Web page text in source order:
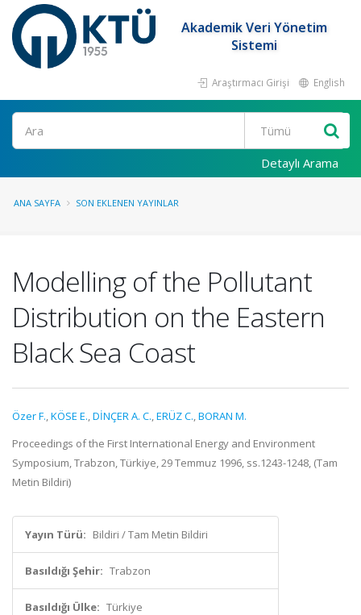
Akademik Veri Yönetim
Sistemi
Araştırmacı Girişi English
Ara
Detaylı Arama
ANA SAYFA SON EKLENEN YAYINLAR
Modelling of the Pollutant
Distribution on the Eastern
Black Sea Coast
Özer F.,KÖSE E.,DİNÇER A. C.,ERÜZ C.,BORAN M.
Proceedings of the First International Energy and Environment
Symposium, Trabzon, Türkiye, 29 Temmuz 1996, ss.1243-1248, (Tam
Metin Bildiri)
Yayın Türü: Bildiri / Tam Metin Bildiri
Basıldığı Şehir: Trabzon
Basıldığı Ülke: Türkiye